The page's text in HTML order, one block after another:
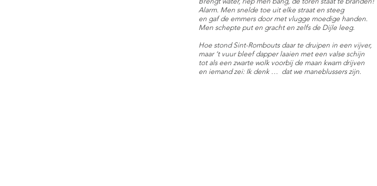
Alarm. Men snelde toe uit elke straat en steeg
en gaf de emmers door met vlugge moedige handen.
Men schepte put en gracht en zelfs de Dijle leeg.
Hoe stond Sint-Rombouts daar te druipen in een vijver,
maar ‘t vuur bleef dapper laaien met een valse schijn
tot als een zwarte wolk voorbij de maan kwam drijven
en iemand zei: Ik denk … dat we maneblussers zijn.